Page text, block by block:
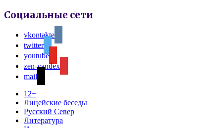
Социальные сети
vkontakte
twitter
youtube
zen-yandex
mail
12+
Лицейские беседы
Русский Север
Литература